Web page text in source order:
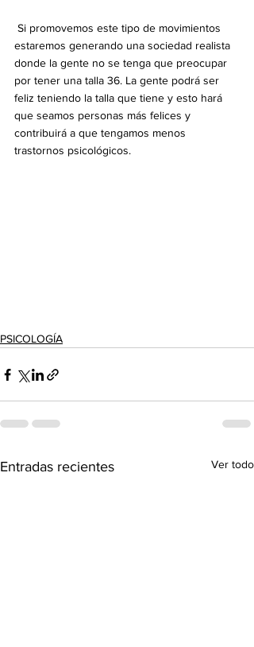
estaremos generando una sociedad realista
donde la gente no se tenga que preocupar
por tener una talla 36. La gente podrá ser
feliz teniendo la talla que tiene y esto hará
que seamos personas más felices y
contribuirá a que tengamos menos
trastornos psicológicos.
PSICOLOGÍA
Entradas recientes Ver todo